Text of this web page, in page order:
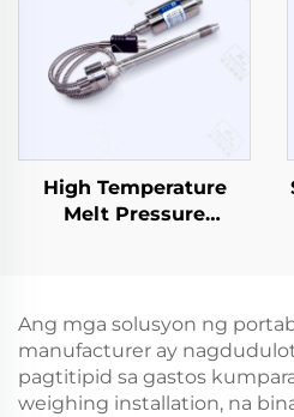
High Temperature
Melt Pressure
Ang mga solusyon ng
manufacturer ay
pagtitipid sa gastos
weighing installation, na